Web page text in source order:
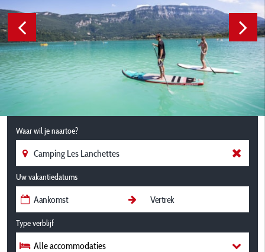
Waar wil je naartoe?
Uw vakantiedatums
Type verblijf
Alle accommodaties